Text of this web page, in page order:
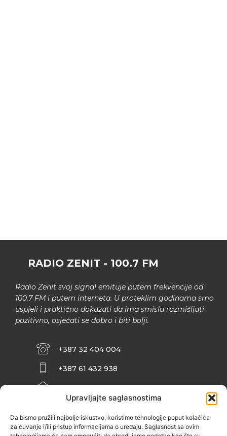
Upravljajte saglasnostima
Da bismo pružili najbolje iskustvo, koristimo tehnologije poput kolačića
za čuvanje i/ili pristup informacijama o uređaju. Saglasnost sa ovim
RADIO ZENIT - 100.7 FM
Radio Zenit svoj signal emituje putem frekvencije od
100.7 FM i putem interneta. U proteklim godinama smo
uspjeli i praktično dokazati da ima smisla razmišljati
pozitivno, osjećati se dobro i biti bolji.
+387 32 404 004
+387 61 432 938
INFO@ZENIT.BA
ZENIČANKA, 3. SPRAT), 72000 ZENICA